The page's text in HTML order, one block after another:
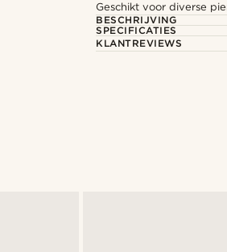
Geschikt voor diverse
BESCHRIJVING
SPECIFICATIES
KLANTREVIEWS